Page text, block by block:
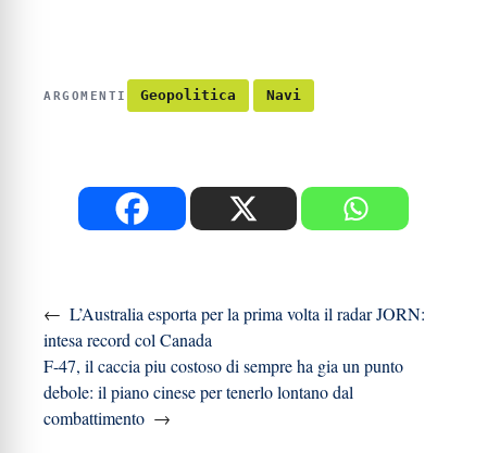
ARGOMENTI Geopolitica Navi
← L’Australia esporta per la prima volta il radar JORN:
intesa record col Canada
F-47, il caccia piu costoso di sempre ha gia un punto
debole: il piano cinese per tenerlo lontano dal
combattimento →